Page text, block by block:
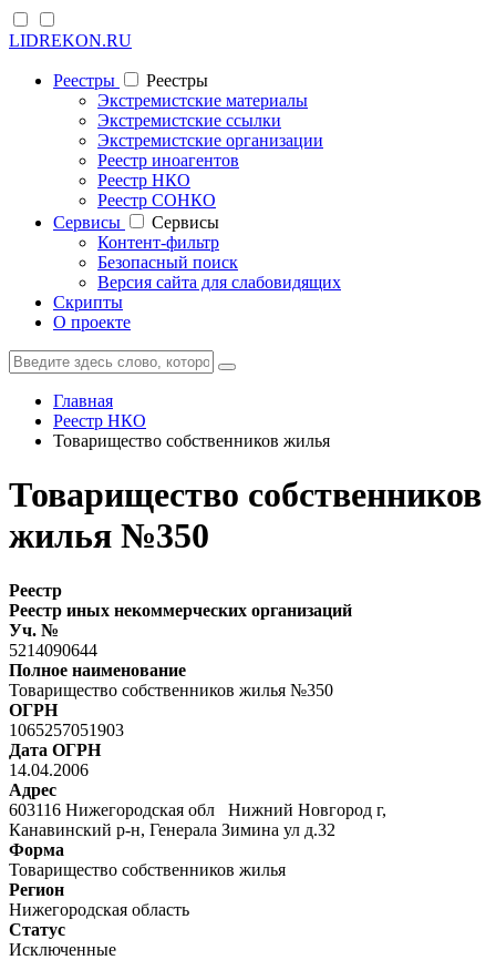
LIDREKON.RU
Реестры
Реестры
Экстремистские материалы
Экстремистские ссылки
Экстремистские организации
Реестр иноагентов
Реестр НКО
Реестр СОНКО
Cервисы
Cервисы
Контент-фильтр
Безопасный поиск
Версия сайта для слабовидящих
Скрипты
О проекте
Главная
Реестр НКО
Товарищество собственников жилья
Товарищество собственников
жилья №350
Реестр
Реестр иных некоммерческих организаций
Уч. №
5214090644
Полное наименование
Товарищество собственников жилья №350
ОГРН
1065257051903
Дата ОГРН
14.04.2006
Адрес
603116 Нижегородская обл Нижний Новгород г,
Канавинский р-н, Генерала Зимина ул д.32
Форма
Товарищество собственников жилья
Регион
Нижегородская область
Статус
Исключенные